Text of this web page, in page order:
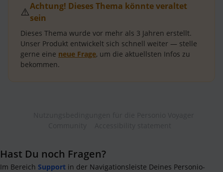
⚠️Achtung! Dieses Thema könnte veraltet
sein
Dieses Thema wurde vor mehr als 3 Jahren erstellt.
Unser Produkt entwickelt sich schnell weiter — stelle
gerne eine neue Frage, um die aktuellsten Infos zu
bekommen.
Hast Du noch Fragen?
Im Bereich Support in der Navigationsleiste Deines Personio-